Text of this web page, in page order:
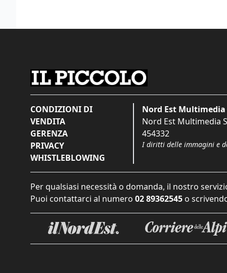
CONDIZIONI DI
VENDITA
GERENZA
PRIVACY
WHISTLEBLOWING
Nord Est Multimedia
Nord Est Multimedia
454332
I diritti delle immagini e
Per qualsiasi necessità o domanda, il nostro
Puoi contattarci al numero 02 89362545 o